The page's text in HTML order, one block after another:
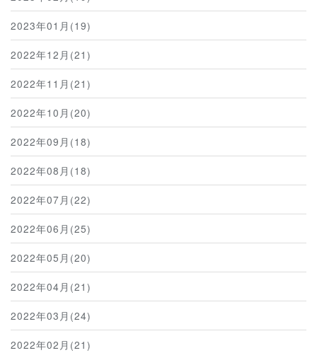
2023年01月(19)
2022年12月(21)
2022年11月(21)
2022年10月(20)
2022年09月(18)
2022年08月(18)
2022年07月(22)
2022年06月(25)
2022年05月(20)
2022年04月(21)
2022年03月(24)
2022年02月(21)